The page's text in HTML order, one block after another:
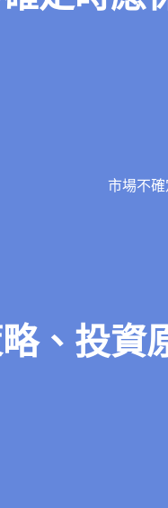
市場不
、投資